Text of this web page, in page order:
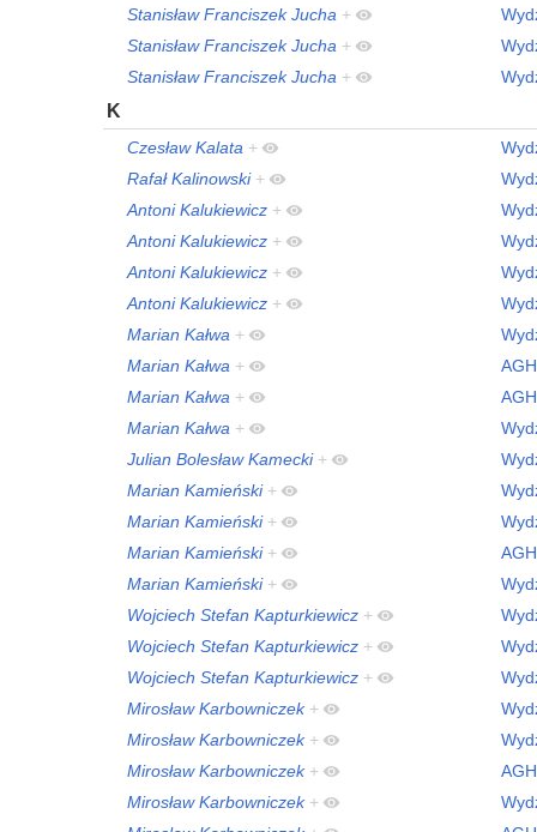
Stanisław Franciszek Jucha +
Stanisław Franciszek Jucha +
Stanisław Franciszek Jucha +
K
Czesław Kalata +
Rafał Kalinowski +
Antoni Kalukiewicz +
Antoni Kalukiewicz +
Antoni Kalukiewicz +
Antoni Kalukiewicz +
Marian Kałwa +
Marian Kałwa +
AGH
Marian Kałwa +
AGH
Marian Kałwa +
Julian Bolesław Kamecki +
Marian Kamieński +
Marian Kamieński +
Marian Kamieński +
AGH
Marian Kamieński +
Wojciech Stefan Kapturkiewicz +
Wojciech Stefan Kapturkiewicz +
Wojciech Stefan Kapturkiewicz +
Mirosław Karbowniczek +
Mirosław Karbowniczek +
Mirosław Karbowniczek +
AGH
Mirosław Karbowniczek +